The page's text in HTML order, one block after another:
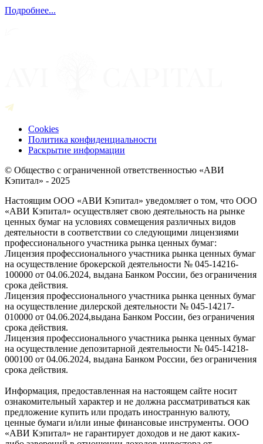
Подробнее...
Cookies
Политика конфиденциальности
Раскрытие информации
© Общество с ограниченной ответственностью «АВИ
Кэпитал» - 2025
Настоящим ООО «АВИ Кэпитал» уведомляет о том, что ООО
«АВИ Кэпитал» осуществляет свою деятельность на рынке
ценных бумаг на условиях совмещения различных видов
деятельности в соответствии со следующими лицензиями
профессионального участника рынка ценных бумаг:
Лицензия профессионального участника рынка ценных бумаг
на осуществление брокерской деятельности № 045-14216-
100000 от 04.06.2024, выдана Банком России, без ограничения
срока действия.
Лицензия профессионального участника рынка ценных бумаг
на осуществление дилерской деятельности № 045-14217-
010000 от 04.06.2024,выдана Банком России, без ограничения
срока действия.
Лицензия профессионального участника рынка ценных бумаг
на осуществление депозитарной деятельности № 045-14218-
000100 от 04.06.2024, выдана Банком России, без ограничения
срока действия.
Информация, предоставленная на настоящем сайте носит
ознакомительный характер и не должна рассматриваться как
предложение купить или продать иностранную валюту,
ценные бумаги и/или иные финансовые инструменты. ООО
«АВИ Кэпитал» не гарантирует доходов и не дают каких-